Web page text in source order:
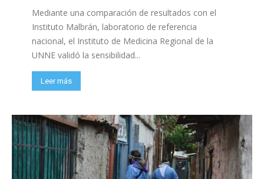
Mediante una comparación de resultados con el
Instituto Malbrán, laboratorio de referencia
nacional, el Instituto de Medicina Regional de la
UNNE validó la sensibilidad...
Leer más